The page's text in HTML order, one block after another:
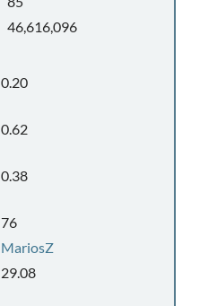
46,616,096
0.20
0.62
0.38
76
MariosZ
29.08